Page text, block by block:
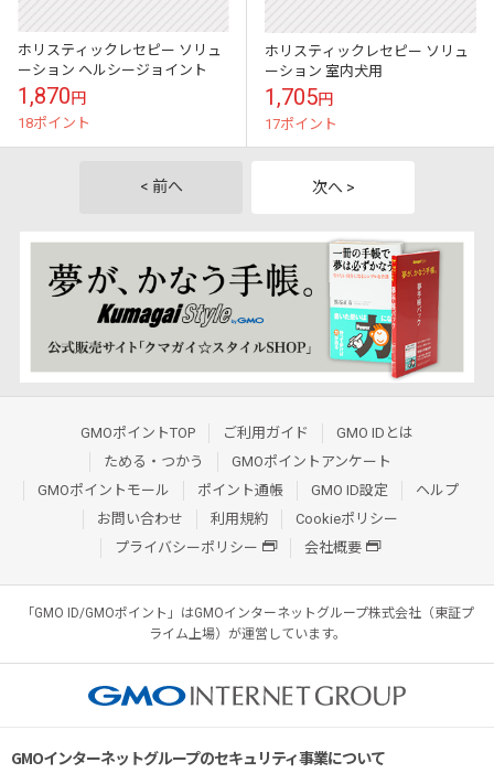
ホリスティックレセピー ソリュ
ーション ヘルシージョイント
1,870円
18ポイント
ホリスティックレセピー ソリュ
ーション 室内犬用
1,705円
17ポイント
< 前へ 次へ >
GMOポイントTOP ご利用ガイド
GMO IDとは
ためる・つかう
GMOポイントアンケート
GMOポイントモール
ポイント通帳 GMO ID設定
ヘルプ
お問い合わせ
利用規約
Cookieポリシー
プライバシーポリシー
会社概要
「GMO ID/GMOポイント」はGMOインターネットグループ株式会社（東証プ
ライム上場）が運営しています。
GMOインターネットグループのセキュリティ事業について